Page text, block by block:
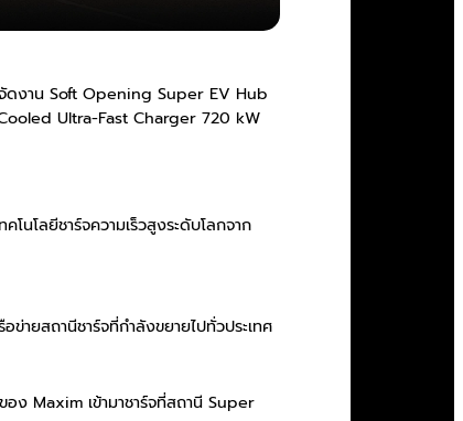
ดงาน Soft Opening Super EV Hub
Ultra-Fast Charger 720 kW
โลยีชาร์จความเร็วสูงระดับโลกจาก
ยสถานีชาร์จที่กำลังขยายไปทั่วประเทศ
ง Maxim เข้ามาชาร์จที่สถานี Super